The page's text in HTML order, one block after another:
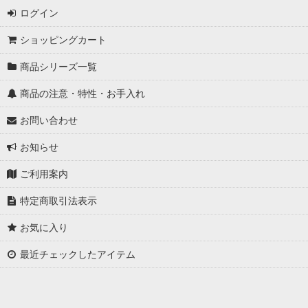
ログイン
ショッピングカート
商品シリーズ一覧
商品の注意・特性・お手入れ
お問い合わせ
お知らせ
ご利用案内
特定商取引法表示
お気に入り
最近チェックしたアイテム